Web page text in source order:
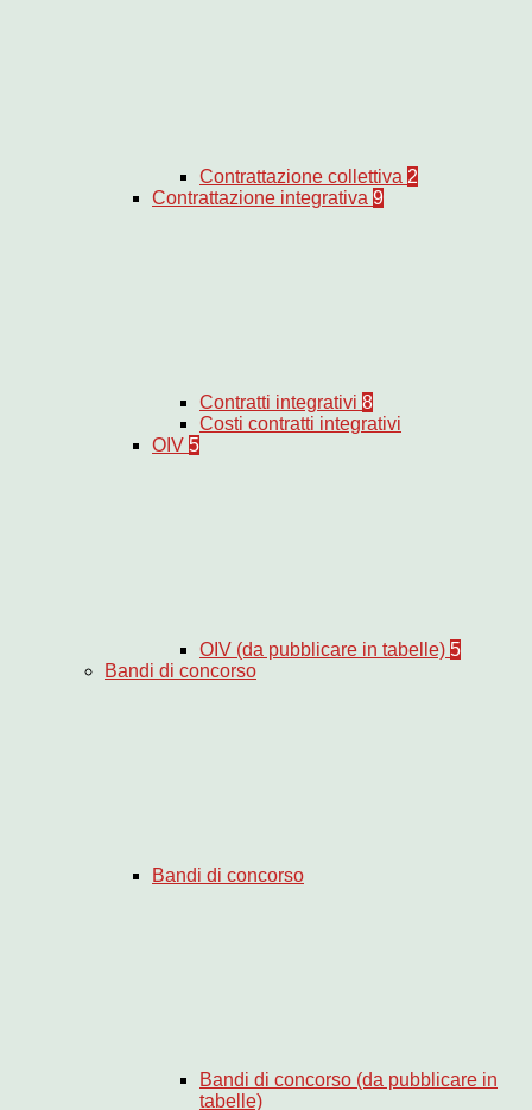
Contrattazione collettiva 2
Contrattazione integrativa 9
Contratti integrativi 8
Costi contratti integrativi
OIV 5
OIV (da pubblicare in tabelle) 5
Bandi di concorso
Bandi di concorso
Bandi di concorso (da pubblicare in
tabelle)